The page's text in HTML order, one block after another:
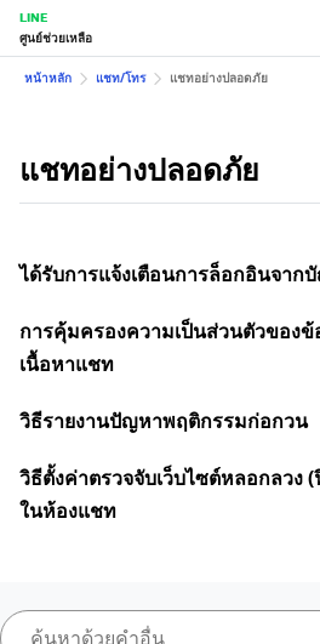
LINE
ศูนย์ช่วยเหลือ
หน้าหลัก แชท/โทร แชทอย่างปลอดภัย
แชทอย่างปลอดภัย
ได้รับการแจ้งเตือนการล็อกอินจาก
การคุ้มครองความเป็นส่วนตัวของข้
เนื้อหาแชท
วิธีรายงานปัญหาพฤติกรรมก่อกวน
วิธีตั้งค่าตรวจจับเว็บไซต์หลอกลวง
ในห้องแชท